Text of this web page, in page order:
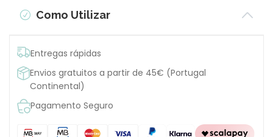
Como Utilizar
Entregas rápidas
Envios gratuitos a partir de 45€ (Portugal
Continental)
Pagamento Seguro